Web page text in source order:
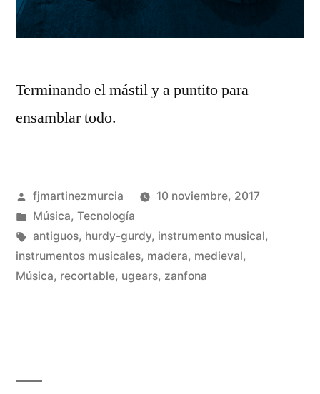
Terminando el mástil y a puntito para
ensamblar todo.
Publicado
por
fjmartinezmurcia
10 noviembre, 2017
Publicado
en
Música, Tecnología
Etiquetas:
antiguos, hurdy-gurdy, instrumento musical,
instrumentos musicales, madera, medieval,
Música, recortable, ugears, zanfona